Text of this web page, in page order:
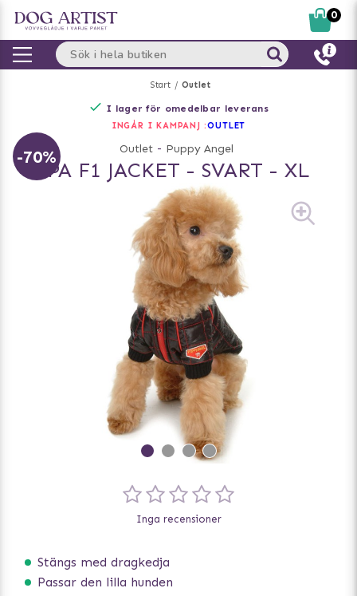
Start Outlet
I lager för omedelbar leverans
INGÅR I KAMPANJ :OUTLET
-70% Outlet - Puppy Angel
PA F1 JACKET - SVART - XL
Stängs med dragkedja
Passar den lilla hunden
Inga recensioner
0